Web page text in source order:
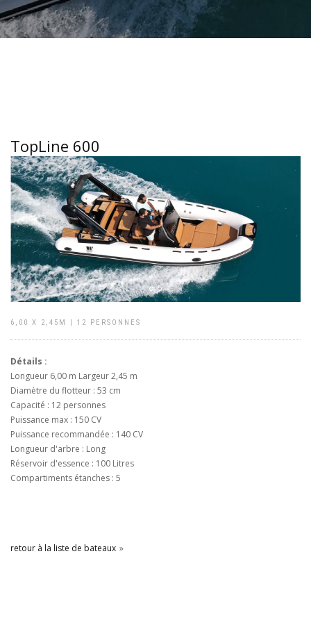
TopLine 600
6,00 X 2,45M | 12 PERSONNES
Détails :
Longueur 6,00 m Largeur 2,45 m
Diamètre du flotteur : 53 cm
Capacité : 12 personnes
Puissance max : 150 CV
Puissance recommandée : 140 CV
Longueur d'arbre : Long
Réservoir d'essence : 100 Litres
Compartiments étanches : 5
retour à la liste de bateaux